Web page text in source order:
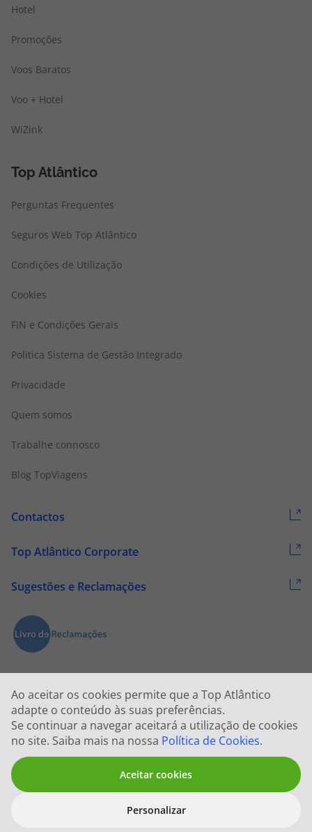
Ao aceitar os cookies permite que a Top Atlântico
adapte o conteúdo às suas preferências.
Se continuar a navegar aceitará a utilização de cookies
no site. Saiba mais na nossa Política de Cookies.
Aceitar cookies
Personalizar
Hotel
Promoções
Voos Baratos
Voo + Hotel
WiZink
Top Atlântico
Perguntas Frequentes
Seguros Web Top Atlântico
Condições de Utilização
Cookies
FIN e Condições Gerais
Politica Sistema de Gestão Integrado
Privacidade
Quem somos
Trabalhe connosco
Blog TopViagens
Contactos
Top Atlântico Corporate
Sugestões e Reclamações
2026 © Todos os direitos reservados:Top Atlântico, Viagens e Turismo